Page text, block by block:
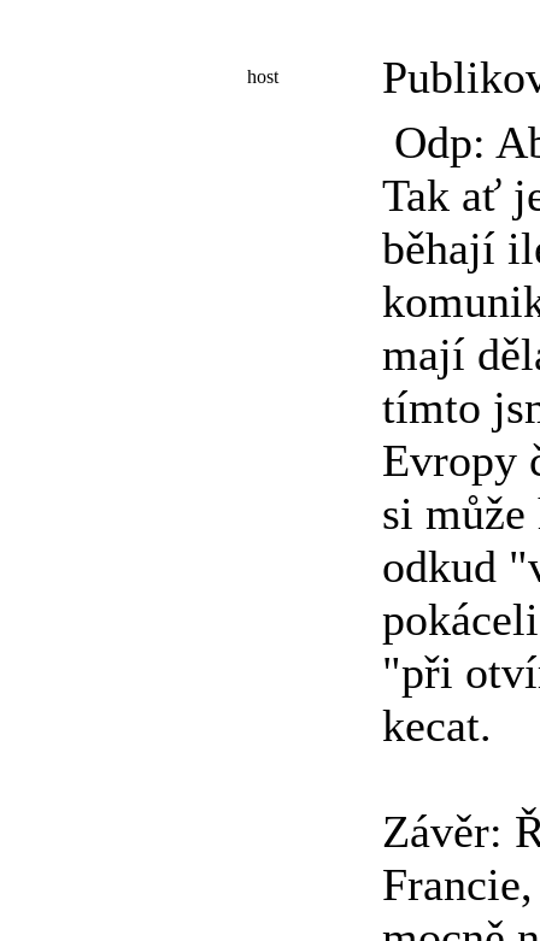
host
Odp:
Tak ať
běhají
mají
tímto
Evropy
si
odkud
"při
kecat.
Závěr: